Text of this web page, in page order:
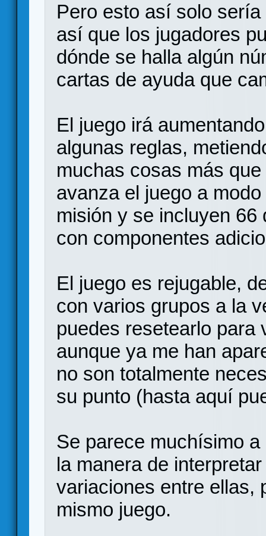
Pero esto así solo
así que los jugadores
dónde se halla algún
cartas de ayuda que
El juego irá
algunas reglas,
muchas cosas más
avanza el juego a
misión y se incluyen
con componentes
El juego es rejugable,
con varios grupos a la
puedes resetearlo para
aunque ya me han
no son totalmente
su punto (hasta aquí
Se parece muchísimo
la manera de
variaciones entre ellas,
mismo juego.